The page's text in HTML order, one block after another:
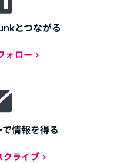
とつながる
ォロー
情報を得る
クライブ